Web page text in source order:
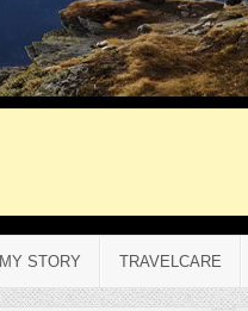
MY STORY TRAVELCARE